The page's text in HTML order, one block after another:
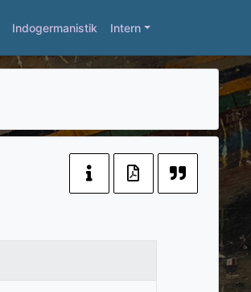
Indogermanistik Intern